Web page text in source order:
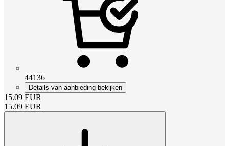
44136
Details van aanbieding bekijken
15.09 EUR
15.09 EUR